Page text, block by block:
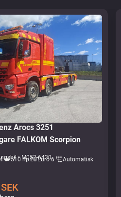
Arocs 3251
FALKOM Scorpion
• M052-6430
4 510 hp Euro 6
Automatisk
SEK